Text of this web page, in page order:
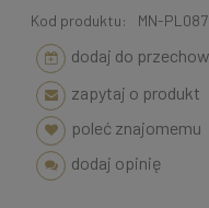
Kod produktu:
MN-PL087
dodaj do
zapytaj o produkt
poleć znajomemu
dodaj opinię